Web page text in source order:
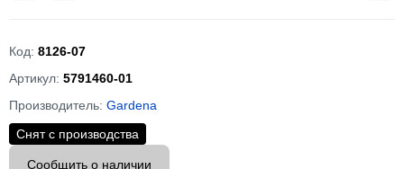
Код: 8126-07
Артикул: 5791460-01
Производитель: Gardena
Снят с производства
Сообщить о наличии